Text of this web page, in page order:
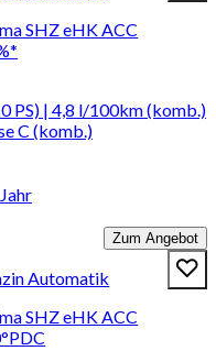
SHZ eHK ACC
PS) | 4,8 l/100km (komb.)
C (komb.)
Zum Angebot
Automatik
SHZ eHK ACC